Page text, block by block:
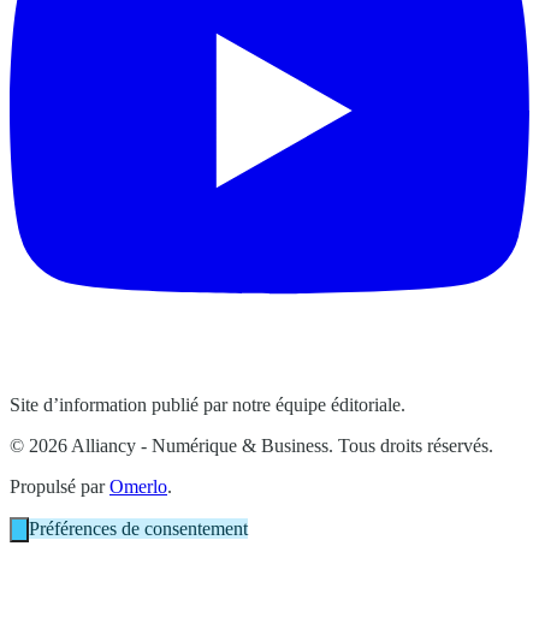
Site d’information publié par notre équipe éditoriale.
© 2026 Alliancy - Numérique & Business. Tous droits réservés.
Propulsé parOmerlo.
Préférences de consentement